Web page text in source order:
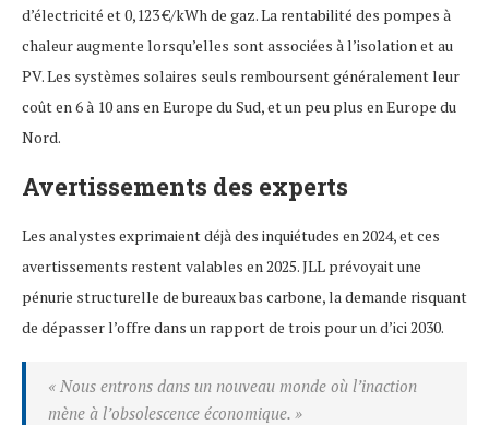
d’électricité et 0,123 €/kWh de gaz. La rentabilité des pompes à
chaleur augmente lorsqu’elles sont associées à l’isolation et au
PV. Les systèmes solaires seuls remboursent généralement leur
coût en 6 à 10 ans en Europe du Sud, et un peu plus en Europe du
Nord.
Avertissements des experts
Les analystes exprimaient déjà des inquiétudes en 2024, et ces
avertissements restent valables en 2025. JLL prévoyait une
pénurie structurelle de bureaux bas carbone, la demande risquant
de dépasser l’offre dans un rapport de trois pour un d’ici 2030.
« Nous entrons dans un nouveau monde où l’inaction
mène à l’obsolescence économique. »